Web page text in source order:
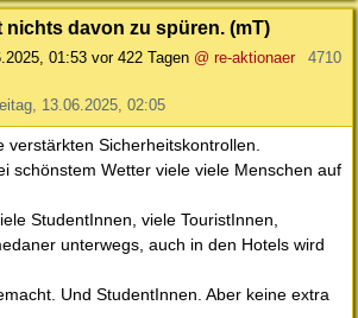
nichts davon zu spüren. (mT)
01:53 vor 422 Tagen @ re-aktionaer
4710
13.06.2025, 02:05
verstärkten Sicherheitskontrollen.
schönstem Wetter viele viele Menschen auf
StudentInnen, viele TouristInnen,
unterwegs, auch in den Hotels wird
Und StudentInnen. Aber keine extra